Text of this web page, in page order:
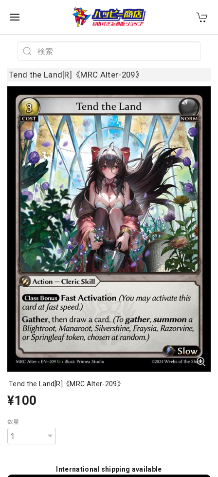
Tend the Land[R]《MRC Alter-209》
Tend the Land[R]《MRC Alter-209》
¥100
数量
International shipping available